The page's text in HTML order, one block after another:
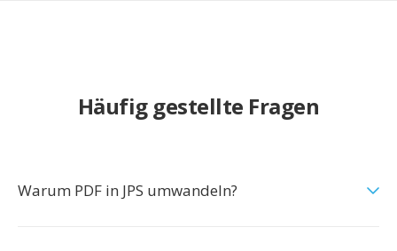
Häufig gestellte Fragen
Warum PDF in JPS umwandeln?